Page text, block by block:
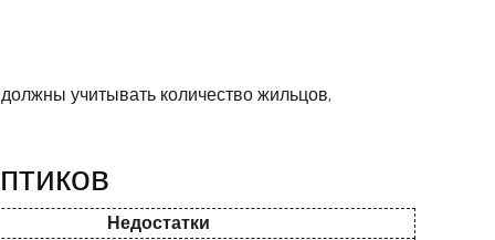
учитывать количество жильцов,
Недостатки